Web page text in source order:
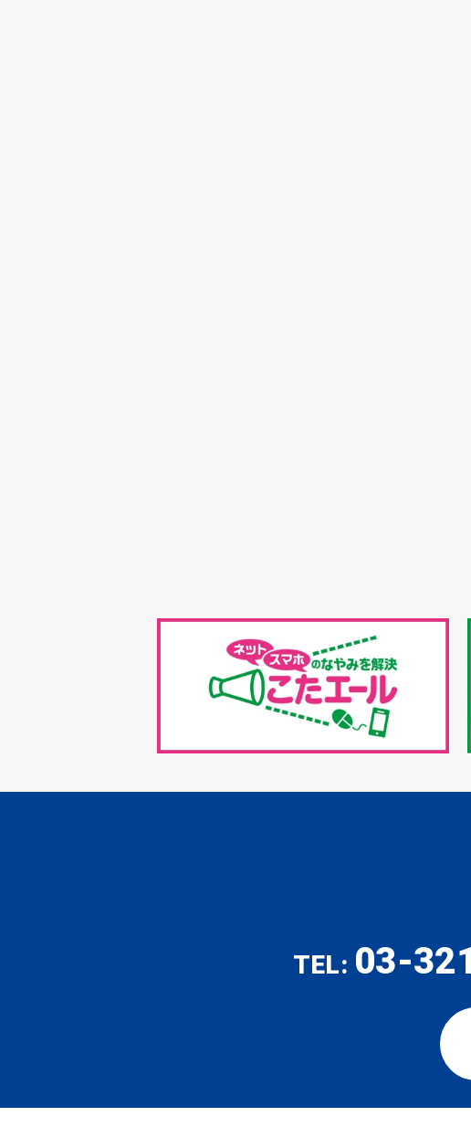
TEL: 03-